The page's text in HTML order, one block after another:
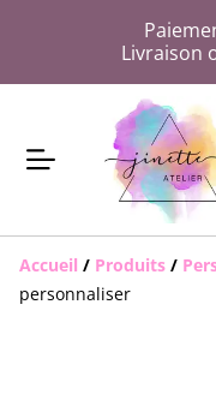
Livraison
Accueil / Produits /
personnaliser